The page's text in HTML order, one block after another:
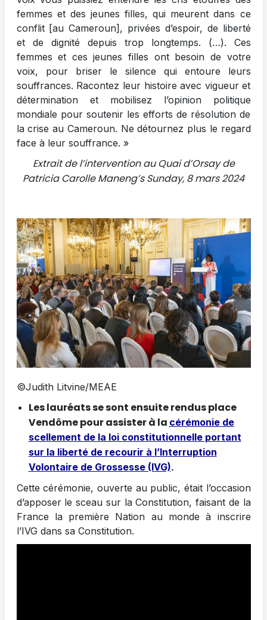
femmes et des jeunes filles, qui meurent dans ce
conflit [au Cameroun], privées d’espoir, de liberté
et de dignité depuis trop longtemps. (…). Ces
femmes et ces jeunes filles ont besoin de votre
voix, pour briser le silence qui entoure leurs
souffrances. Racontez leur histoire avec vigueur et
détermination et mobilisez l’opinion politique
mondiale pour soutenir les efforts de résolution de
la crise au Cameroun. Ne détournez plus le regard
face à leur souffrance. »
Extrait de l’intervention au Quai d’Orsay de
Patricia Carolle Maneng’s Sunday, 8 mars 2024
©Judith Litvine/MEAE
Les lauréats se sont ensuite rendus place
Vendôme pour assister à la cérémonie de
scellement de la loi constitutionnelle portant
sur la liberté de recourir à l’Interruption
Volontaire de Grossesse (IVG).
Cette cérémonie, ouverte au public, était l’occasion
d’apposer le sceau sur la Constitution, faisant de la
France la première Nation au monde à inscrire
l’IVG dans sa Constitution.